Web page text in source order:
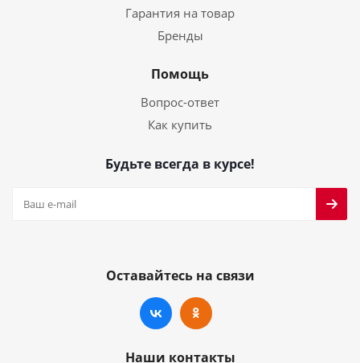
Гарантия на товар
Бренды
Помощь
Вопрос-ответ
Как купить
Будьте всегда в курсе!
Оставайтесь на связи
Наши контакты